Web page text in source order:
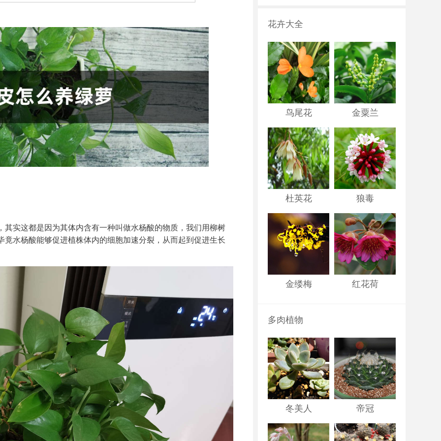
实这都是因为其体内含有一种叫做水杨酸的物质，我们用柳树
水杨酸能够促进植株体内的细胞加速分裂，从而起到促进生长
花卉大全
鸟尾花 金粟兰
杜英花 狼毒
金缕梅 红花荷
多肉植物
冬美人 帝冠